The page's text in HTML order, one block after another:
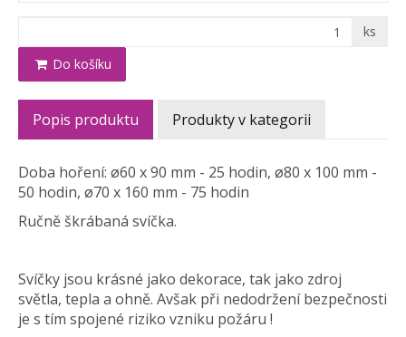
ks
Do košíku
Popis produktu Produkty v kategorii
Doba hoření: ø60 x 90 mm - 25 hodin, ø80 x 100 mm -
50 hodin, ø70 x 160 mm - 75 hodin
Ručně škrábaná svíčka.
Svíčky jsou krásné jako dekorace, tak jako zdroj
světla, tepla a ohně. Avšak při nedodržení bezpečnosti
je s tím spojené riziko vzniku požáru !